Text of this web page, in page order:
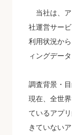
当社は、ア
社運営サー
利用状況か
ィングデー
調査背景・
現在、全世
ているアプ
きていない